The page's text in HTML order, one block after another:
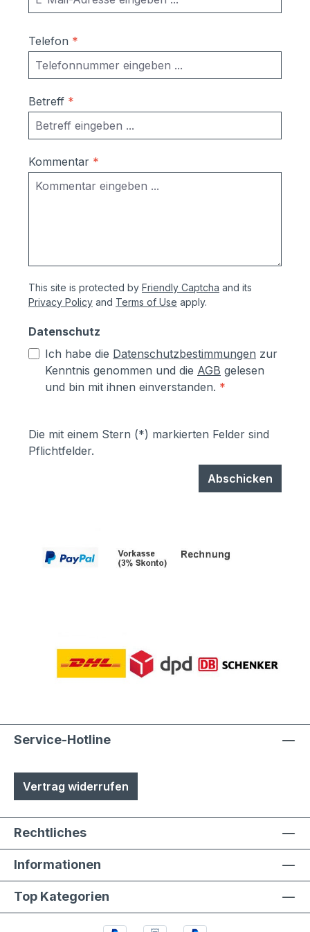
Stärke der Pulverbeschichtung
Ersatzteile sind günsitg vorrätig, Türen
und Klappen sowie alle Funktionselemente
können einfach selbst ausgetauscht
Hammerschrauben befestigt- einfache
Ausrichtung nach Montage bzw.
Austuasch im Falle einer Beschädigung
durch Laien möglich
Telefon *
Betreff *
Kommentar *
This site is protected by Friendly Captcha and its
Privacy Policy and Terms of Use apply.
Datenschutz
Ich habe die Datenschutzbestimmungen zur
Kenntnis genommen und die AGB gelesen
und bin mit ihnen einverstanden. *
Die mit einem Stern (*) markierten Felder sind
Pflichtfelder.
Abschicken
Service-Hotline
Vertrag widerrufen
Rechtliches
Informationen
Top Kategorien